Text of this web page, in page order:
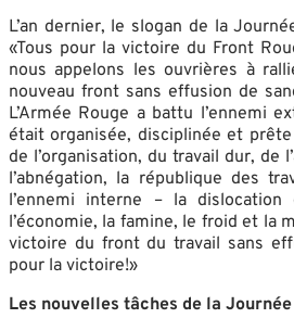
L’an dernier, le slogan de la
«Tous pour la victoire du Front
nous appelons les ouvrières à
nouveau front sans effusion de
L’Armée Rouge a battu l’ennemi
était organisée, disciplinée et prête
de l’organisation, du travail dur, de
l’abnégation, la république des
l’ennemi interne – la
l’économie, la famine, le froid et la
victoire du front du travail sans
pour la victoire!»
Les nouvelles tâches de la